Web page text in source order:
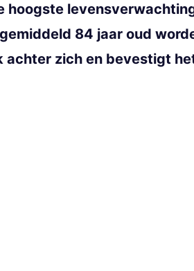
84 jaar oud
achter zich en bevestigt